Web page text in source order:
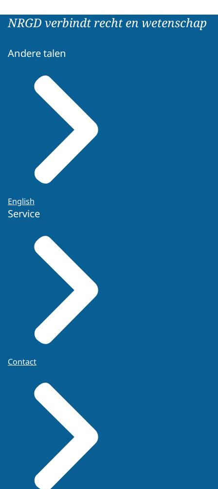
NRGD verbindt recht en wetenschap
Andere talen
English
Service
Contact